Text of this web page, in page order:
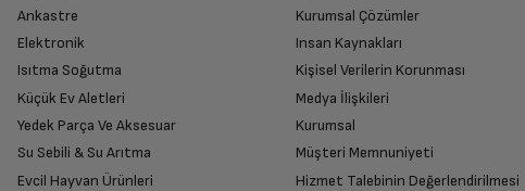
Ankastre
Elektronik
Isıtma Soğutma
Küçük Ev Aletleri
Yedek Parça Ve Aksesuar
Su Sebili & Su Arıtma
Evcil Hayvan Ürünleri
Kurumsal Çözümler
Insan Kaynakları
Kişisel Verilerin Korunması
Medya İlişkileri
Kurumsal
Müşteri Memnuniyeti
Hizmet Talebinin Değerlendirilmesi